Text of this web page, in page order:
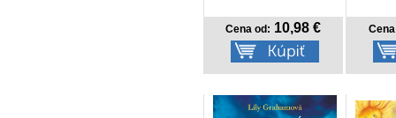
Cena od: 10,98 €